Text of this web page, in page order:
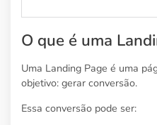
O que é uma
Uma Landing Page é uma
objetivo: gerar conversão.
Essa conversão pode ser: